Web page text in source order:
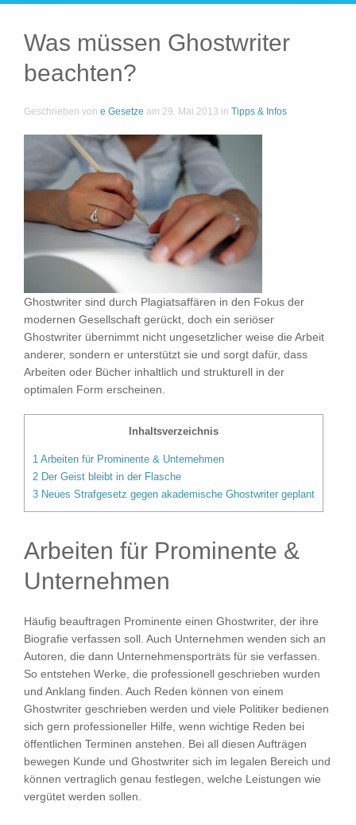
Was müssen Ghostwriter
beachten?
Geschrieben von e Gesetze am 29. Mai 2013 in Tipps & Infos
Ghostwriter sind durch Plagiatsaffären in den Fokus der
modernen Gesellschaft gerückt, doch ein seriöser
Ghostwriter übernimmt nicht ungesetzlicher weise die Arbeit
anderer, sondern er unterstützt sie und sorgt dafür, dass
Arbeiten oder Bücher inhaltlich und strukturell in der
optimalen Form erscheinen.
Inhaltsverzeichnis
1 Arbeiten für Prominente & Unternehmen
2 Der Geist bleibt in der Flasche
3 Neues Strafgesetz gegen akademische Ghostwriter geplant
Arbeiten für Prominente &
Unternehmen
Häufig beauftragen Prominente einen Ghostwriter, der ihre
Biografie verfassen soll. Auch Unternehmen wenden sich an
Autoren, die dann Unternehmensporträts für sie verfassen.
So entstehen Werke, die professionell geschrieben wurden
und Anklang finden. Auch Reden können von einem
Ghostwriter geschrieben werden und viele Politiker bedienen
sich gern professioneller Hilfe, wenn wichtige Reden bei
öffentlichen Terminen anstehen. Bei all diesen Aufträgen
bewegen Kunde und Ghostwriter sich im legalen Bereich und
können vertraglich genau festlegen, welche Leistungen wie
vergütet werden sollen.